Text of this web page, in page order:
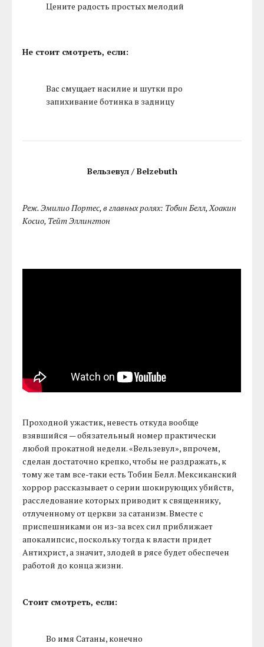
Цените радость простых мелодий
Не стоит смотреть, если:
Вас смущает насилие и шутки про
запихивание ботинка в задницу
Вельзевул / Belzebuth
Реж. Эмилио Портес, в главных ролях: Тобин Белл, Хоакин
Косио, Тейт Эллингтон
Проходной ужастик, невесть откуда вообще
взявшийся — обязательный номер практически
любой прокатной недели. «Вельзевул», впрочем,
сделан достаточно крепко, чтобы не раздражать, к
тому же там все-таки есть Тобин Белл. Мексиканский
хоррор рассказывает о серии шокирующих убийств,
расследование которых приводит к священнику,
отлученному от церкви за сатанизм. Вместе с
приспешниками он из-за всех сил приближает
апокалипсис, поскольку тогда к власти придет
Антихрист, а значит, злодей в рясе будет обеспечен
работой до конца жизни.
Стоит смотреть, если:
Во имя Сатаны, конечно